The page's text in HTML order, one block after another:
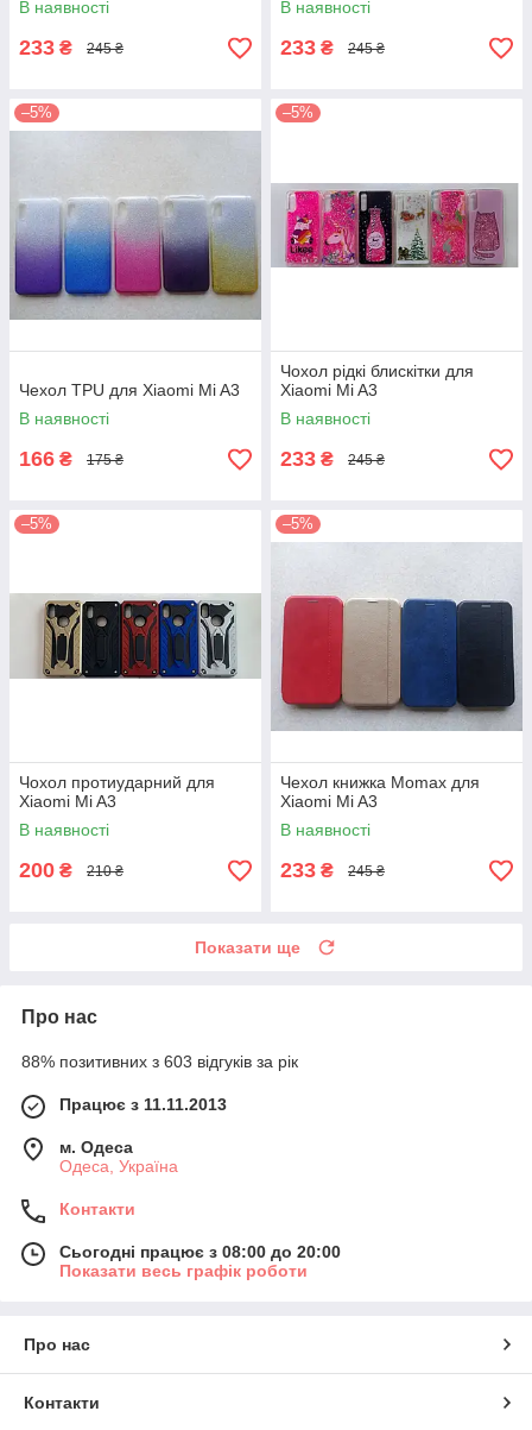
В наявності
233 ₴ 245 ₴
В наявності
233 ₴ 245 ₴
–5%
Чехол TPU для Xiaomi Mi A3
В наявності
166 ₴ 175 ₴
–5%
Чохол рідкі блискітки для
Xiaomi Mi A3
В наявності
233 ₴ 245 ₴
–5%
Чохол протиударний для
Xiaomi Mi A3
В наявності
200 ₴ 210 ₴
–5%
Чехол книжка Momax для
Xiaomi Mi A3
В наявності
233 ₴ 245 ₴
Показати ще
Про нас
88% позитивних з 603 відгуків за рік
Працює з 11.11.2013
м. Одеса
Одеса, Україна
Контакти
Сьогодні працює з 08:00 до 20:00
Показати весь графік роботи
Про нас
Контакти